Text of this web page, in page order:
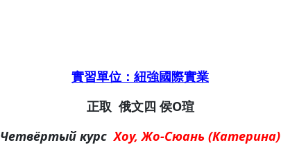
實習單位：紐強國際實業
正取 俄文四 侯O瑄
Четвёртый курс Хоу, Жо-Сюань (Катерина)